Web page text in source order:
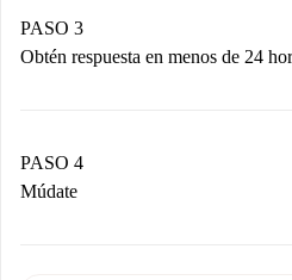
propietario acepte.
PASO 3
Obtén respuesta en menos de 24
contacto con el propietario.
Si es rechazada: No te
PASO 4
Múdate